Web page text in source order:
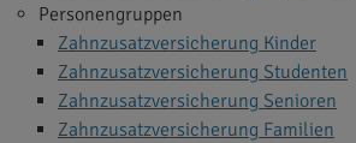
Personengruppen
Zahnzusatzversicherung Kinder
Zahnzusatzversicherung Studenten
Zahnzusatzversicherung Senioren
Zahnzusatzversicherung Familien